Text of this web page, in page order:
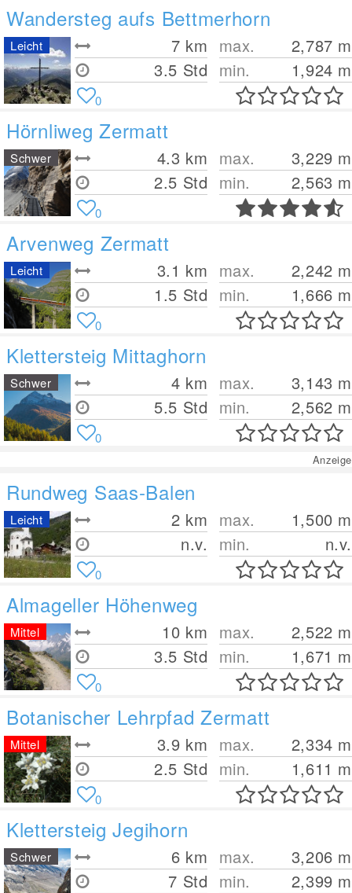
Wandersteg aufs Bettmerhorn
7 km
3.5 Std
max. 2,787 m
min.
1,924 m
Leicht
0
Hörnliweg Zermatt
4.3 km
2.5 Std
max. 3,229 m
min.
2,563 m
Schwer
0
Arvenweg Zermatt
3.1 km
1.5 Std
max. 2,242 m
min.
1,666 m
Leicht
0
Klettersteig Mittaghorn
4 km
5.5 Std
max. 3,143 m
min.
2,562 m
Schwer
0
Anzeige
Rundweg Saas-Balen
2 km
n.v.
max. 1,500 m
min.
n.v.
Leicht
0
Almageller Höhenweg
10 km
3.5 Std
max. 2,522 m
min.
1,671 m
Mittel
0
Botanischer Lehrpfad Zermatt
3.9 km
2.5 Std
max. 2,334 m
min.
1,611 m
Mittel
0
Klettersteig Jegihorn
6 km
7 Std
max. 3,206 m
min.
2,399 m
Schwer